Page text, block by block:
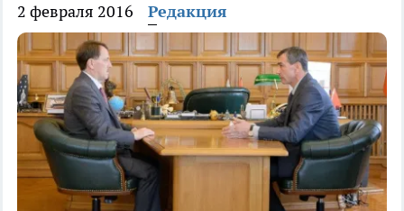
2 февраля 2016 Редакция